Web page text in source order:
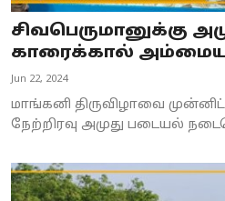
சிவபெருமானுக்கு
காரைக்கால்
Jun 22, 2024
மாங்கனி திருவிழாவை
நேற்றிரவு அமுது படையல்